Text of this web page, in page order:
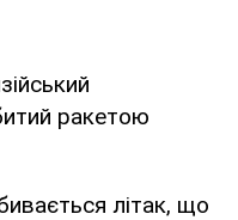
ракетою
літак, що